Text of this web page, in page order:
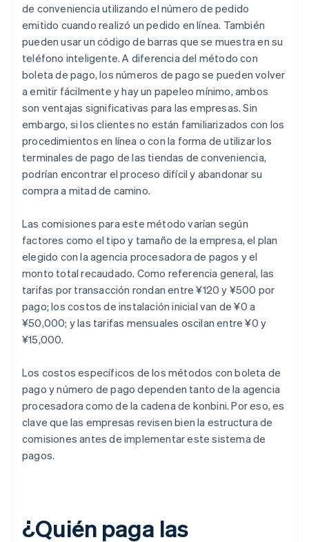
de conveniencia utilizando el número de pedido
emitido cuando realizó un pedido en línea. También
pueden usar un código de barras que se muestra en su
teléfono inteligente. A diferencia del método con
boleta de pago, los números de pago se pueden volver
a emitir fácilmente y hay un papeleo mínimo, ambos
son ventajas significativas para las empresas. Sin
embargo, si los clientes no están familiarizados con los
procedimientos en línea o con la forma de utilizar los
terminales de pago de las tiendas de conveniencia,
podrían encontrar el proceso difícil y abandonar su
compra a mitad de camino.
Las comisiones para este método varían según
factores como el tipo y tamaño de la empresa, el plan
elegido con la agencia procesadora de pagos y el
monto total recaudado. Como referencia general, las
tarifas por transacción rondan entre ¥120 y ¥500 por
pago; los costos de instalación inicial van de ¥0 a
¥50,000; y las tarifas mensuales oscilan entre ¥0 y
¥15,000.
Los costos específicos de los métodos con boleta de
pago y número de pago dependen tanto de la agencia
procesadora como de la cadena de konbini. Por eso, es
clave que las empresas revisen bien la estructura de
comisiones antes de implementar este sistema de
pagos.
¿Quién paga las